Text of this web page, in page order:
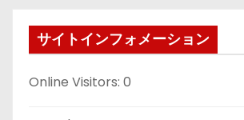
サイトインフォメーション
Online Visitors: 0